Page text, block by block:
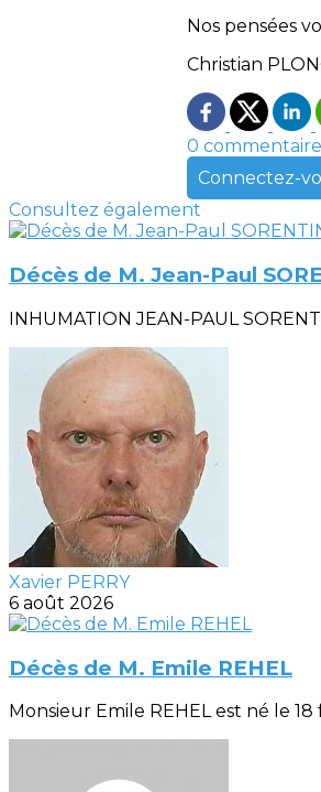
Nos pensées
Christian
0
Connectez-
Consultez également
Décès de M. Jean-Paul
INHUMATION JEAN-PAUL
Xavier PERRY
6 août 2026
Décès de M. Emile REHEL
Monsieur Emile REHEL est né le